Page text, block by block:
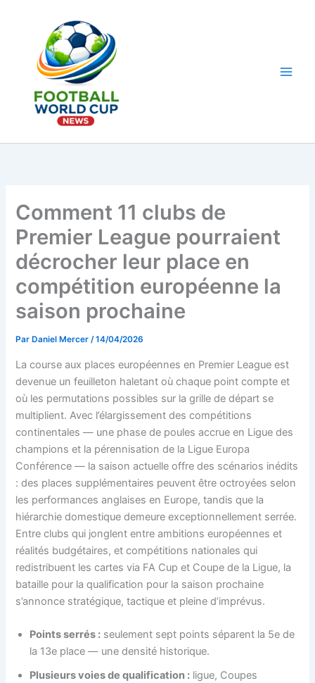
Comment 11 clubs de
Premier League pourraient
décrocher leur place en
compétition européenne la
saison prochaine
Par Daniel Mercer/14/04/2026
La course aux places européennes en Premier League est
devenue un feuilleton haletant où chaque point compte et
où les permutations possibles sur la grille de départ se
multiplient. Avec l’élargissement des compétitions
continentales — une phase de poules accrue en Ligue des
champions et la pérennisation de la Ligue Europa
Conférence — la saison actuelle offre des scénarios inédits
: des places supplémentaires peuvent être octroyées selon
les performances anglaises en Europe, tandis que la
hiérarchie domestique demeure exceptionnellement serrée.
Entre clubs qui jonglent entre ambitions européennes et
réalités budgétaires, et compétitions nationales qui
redistribuent les cartes via FA Cup et Coupe de la Ligue, la
bataille pour la qualification pour la saison prochaine
s’annonce stratégique, tactique et pleine d’imprévus.
Points serrés : seulement sept points séparent la 5e de
la 13e place — une densité historique.
Plusieurs voies de qualification : ligue, Coupes